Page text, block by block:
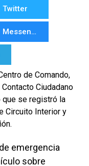
Twitter
Messenger
de Comando,
Ciudadano
que se registró la
Circuito Interior y
emergencia
sobre